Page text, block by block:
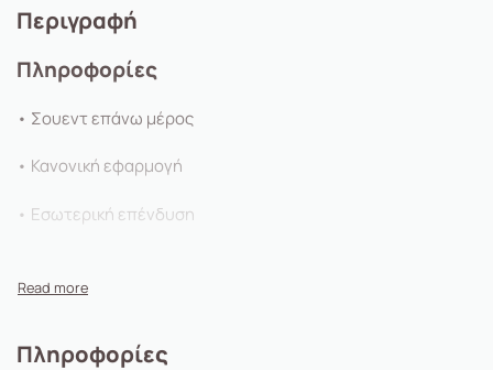
Περιγραφή
Πληροφορίες
• Σουεντ επάνω μέρος
• Κανονική εφαρμογή
• Εσωτερική επένδυση
κραδασμών
• Δέσιμο με κορδόνια
Πληροφορίες